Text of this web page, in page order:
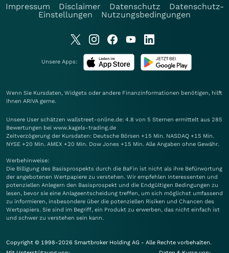
Impressum
Disclaimer Datenschutz
Datenschutz-
Einstellungen
Nutzungsbedingungen
Unsere Apps:
Wenn Sie Kursdaten, Widgets oder andere Finanzinformationen benötigen, hilft
Ihnen ARIVA gerne.
Unsere User schätzen wallstreet-online.de: 4.8 von 5 Sternen ermittelt aus 285
Bewertungen bei www.kagels-trading.de
Zeitverzögerung der Kursdaten: Deutsche Börsen +15 Min. NASDAQ +15 Min.
NYSE +20 Min. AMEX +20 Min. Dow Jones +15 Min. Alle Angaben ohne Gewähr.
Werbehinweise:
Die Billigung des Basisprospekts durch die BaFin ist nicht als ihre Befürwortung
der angebotenen Wertpapiere zu verstehen. Wir empfehlen Interessenten und
potenziellen Anlegern den Basisprospekt und die Endgültigen Bedingungen zu
lesen, bevor sie eine Anlageentscheidung treffen, um sich möglichst umfassend
zu informieren, insbesondere über die potenziellen Risiken und Chancen des
Wertpapiers. Sie sind im Begriff, ein Produkt zu erwerben, das nicht einfach ist
und schwer zu verstehen sein kann.
Copyright © 1998-2026 Smartbroker Holding AG - Alle Rechte vorbehalten.